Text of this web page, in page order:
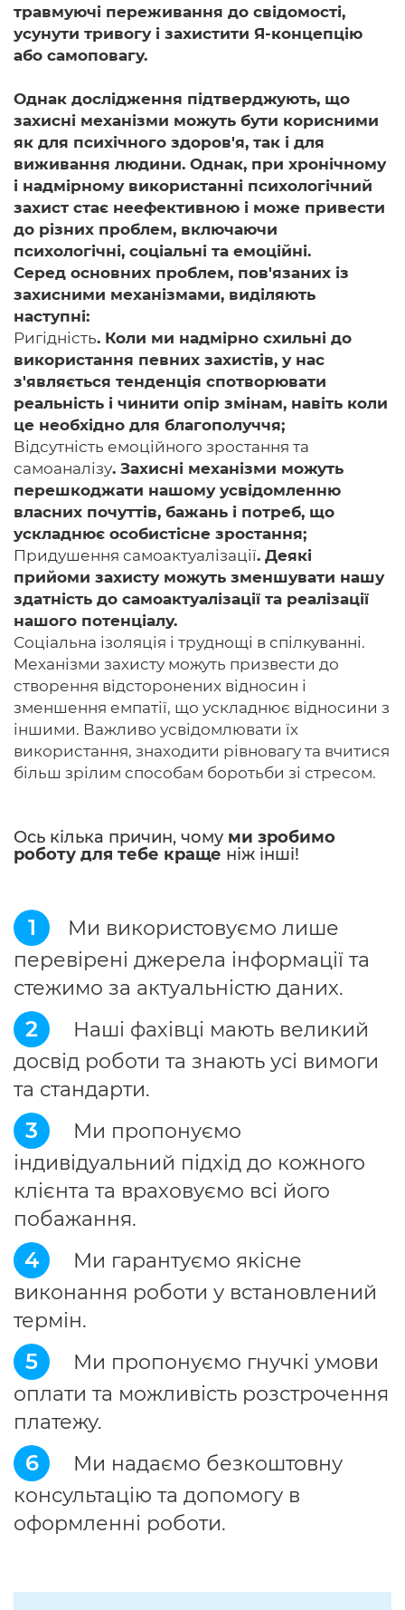
травмуючі переживання до свідомості,
усунути тривогу і захистити Я-концепцію
або самоповагу.
Однак дослідження підтверджують, що
захисні механізми можуть бути корисними
як для психічного здоров'я, так і для
виживання людини. Однак, при хронічному
і надмірному використанні психологічний
захист стає неефективною і може привести
до різних проблем, включаючи
психологічні, соціальні та емоційні.
Серед основних проблем, пов'язаних із
захисними механізмами, виділяють
наступні:
Ригідність. Коли ми надмірно схильні до
використання певних захистів, у нас
з'являється тенденція спотворювати
реальність і чинити опір змінам, навіть коли
це необхідно для благополуччя;
Відсутність емоційного зростання та
самоаналізу. Захисні механізми можуть
перешкоджати нашому усвідомленню
власних почуттів, бажань і потреб, що
ускладнює особистісне зростання;
Придушення самоактуалізації. Деякі
прийоми захисту можуть зменшувати нашу
здатність до самоактуалізації та реалізації
нашого потенціалу.
Соціальна ізоляція і труднощі в спілкуванні.
Механізми захисту можуть призвести до
створення відсторонених відносин і
зменшення емпатії, що ускладнює відносини з
іншими. Важливо усвідомлювати їх
використання, знаходити рівновагу та вчитися
більш зрілим способам боротьби зі стресом.
Ось кілька причин, чому ми зробимо
роботу для тебе краще ніж інші!
1
Ми використовуємо лише
перевірені джерела інформації та
стежимо за актуальністю даних.
2
Наші фахівці мають великий
досвід роботи та знають усі вимоги
та стандарти.
3
Ми пропонуємо
індивідуальний підхід до кожного
клієнта та враховуємо всі його
побажання.
4
Ми гарантуємо якісне
виконання роботи у встановлений
термін.
5
Ми пропонуємо гнучкі умови
оплати та можливість розстрочення
платежу.
6
Ми надаємо безкоштовну
консультацію та допомогу в
оформленні роботи.